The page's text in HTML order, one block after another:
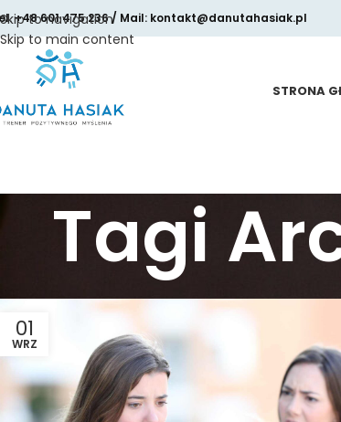
Skip to navigation
Skip to main content
+48 601 475 236 / Mail: kontakt@danutahasiak.pl
STRONA
Tagi
01
WRZ